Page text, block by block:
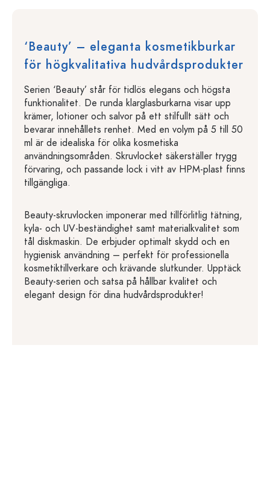
‘Beauty’ – eleganta kosmetikburkar
för högkvalitativa hudvårdsprodukter
Serien ‘Beauty’ står för tidlös elegans och högsta
funktionalitet. De runda klarglasburkarna visar upp
krämer, lotioner och salvor på ett stilfullt sätt och
bevarar innehållets renhet. Med en volym på 5 till 50
ml är de idealiska för olika kosmetiska
användningsområden. Skruvlocket säkerställer trygg
förvaring, och passande lock i vitt av HPM-plast finns
tillgängliga.
Beauty-skruvlocken imponerar med tillförlitlig tätning,
kyla- och UV-beständighet samt materialkvalitet som
tål diskmaskin. De erbjuder optimalt skydd och en
hygienisk användning – perfekt för professionella
kosmetiktillverkare och krävande slutkunder. Upptäck
Beauty-serien och satsa på hållbar kvalitet och
elegant design för dina hudvårdsprodukter!